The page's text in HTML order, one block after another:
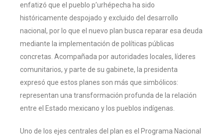
enfatizó que el pueblo p’urhépecha ha sido
históricamente despojado y excluido del desarrollo
nacional, por lo que el nuevo plan busca reparar esa deuda
mediante la implementación de políticas públicas
concretas. Acompañada por autoridades locales, líderes
comunitarios, y parte de su gabinete, la presidenta
expresó que estos planes son más que simbólicos:
representan una transformación profunda de la relación
entre el Estado mexicano y los pueblos indígenas.
Uno de los ejes centrales del plan es el Programa Nacional